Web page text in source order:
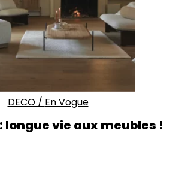
DECO/ En Vogue
longue vie aux meubles !